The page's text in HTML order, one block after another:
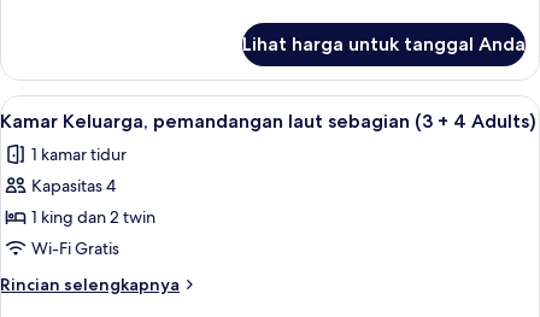
Adults
+
1
child)
Kamar
Keluarga,
pemandangan
sebagian
(3
+
Lihat harga untuk tanggal Anda
Lihat
semua
foto
untuk
Kamar
Keluarga,
pemandangan
laut
Minibar, brankas, meja kerja, dan
4
Kamar Keluarga, pemandangan laut sebagian (3 + 4 Adults)
1 kamar tidur
Kapasitas 4
1 king dan 2 twin
Wi-Fi Gratis
Rincian selengkapnya
Rincian